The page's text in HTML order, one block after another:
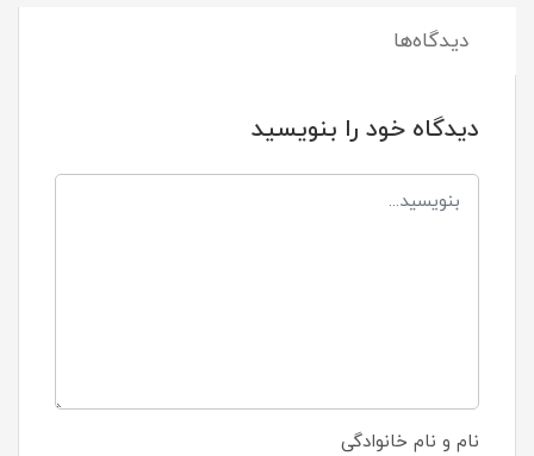
دیدگاه‌ها
دیدگاه خود را بنویسید
نام و نام خانوادگی